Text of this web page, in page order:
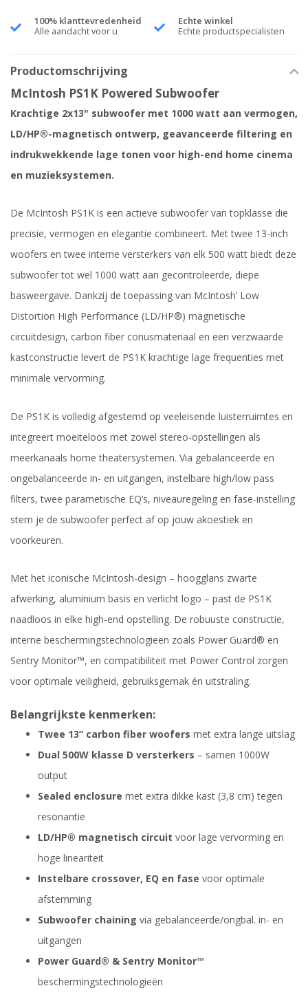
100% klanttevredenheid
Alle aandacht voor u
Echte winkel
Echte productspecialisten
Productomschrijving
McIntosh PS1K Powered Subwoofer
Krachtige 2x13" subwoofer met 1000 watt aan vermogen,
LD/HP®-magnetisch ontwerp, geavanceerde filtering en
indrukwekkende lage tonen voor high-end home cinema
en muzieksystemen.
De McIntosh PS1K is een actieve subwoofer van topklasse die
precisie, vermogen en elegantie combineert. Met twee 13-inch
woofers en twee interne versterkers van elk 500 watt biedt deze
subwoofer tot wel 1000 watt aan gecontroleerde, diepe
basweergave. Dankzij de toepassing van McIntosh’ Low
Distortion High Performance (LD/HP®) magnetische
circuitdesign, carbon fiber conusmateriaal en een verzwaarde
kastconstructie levert de PS1K krachtige lage frequenties met
minimale vervorming.
De PS1K is volledig afgestemd op veeleisende luisterruimtes en
integreert moeiteloos met zowel stereo-opstellingen als
meerkanaals home theatersystemen. Via gebalanceerde en
ongebalanceerde in- en uitgangen, instelbare high/low pass
filters, twee parametische EQ’s, niveauregeling en fase-instelling
stem je de subwoofer perfect af op jouw akoestiek en
voorkeuren.
Met het iconische McIntosh-design – hoogglans zwarte
afwerking, aluminium basis en verlicht logo – past de PS1K
naadloos in elke high-end opstelling. De robuuste constructie,
interne beschermingstechnologieën zoals Power Guard® en
Sentry Monitor™, en compatibiliteit met Power Control zorgen
voor optimale veiligheid, gebruiksgemak én uitstraling.
Belangrijkste kenmerken:
Twee 13” carbon fiber woofers met extra lange uitslag
Dual 500W klasse D versterkers – samen 1000W
output
Sealed enclosure met extra dikke kast (3,8 cm) tegen
resonantie
LD/HP® magnetisch circuit voor lage vervorming en
hoge lineariteit
Instelbare crossover, EQ en fase voor optimale
afstemming
Subwoofer chaining via gebalanceerde/ongbal. in- en
uitgangen
Power Guard® & Sentry Monitor™
beschermingstechnologieën